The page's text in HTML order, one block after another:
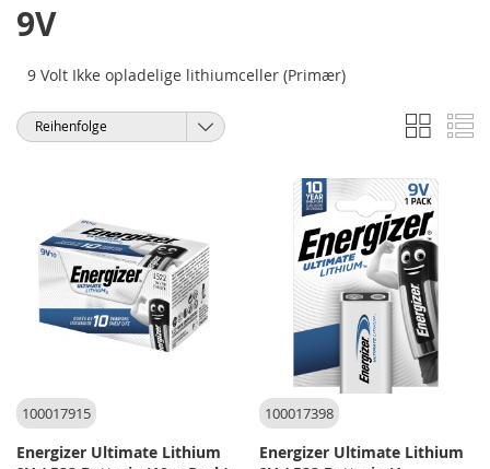
9V
9 Volt Ikke opladelige lithiumceller (Primær)
Anzeigen
als
Liste
Sortieren
100017915
Energizer Ultimate Lithium
100017398
Energizer Ultimate Lithium